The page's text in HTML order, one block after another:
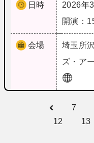
日時
2026年
開演：
会場 埼玉 所
ズ・ア
7
12
13